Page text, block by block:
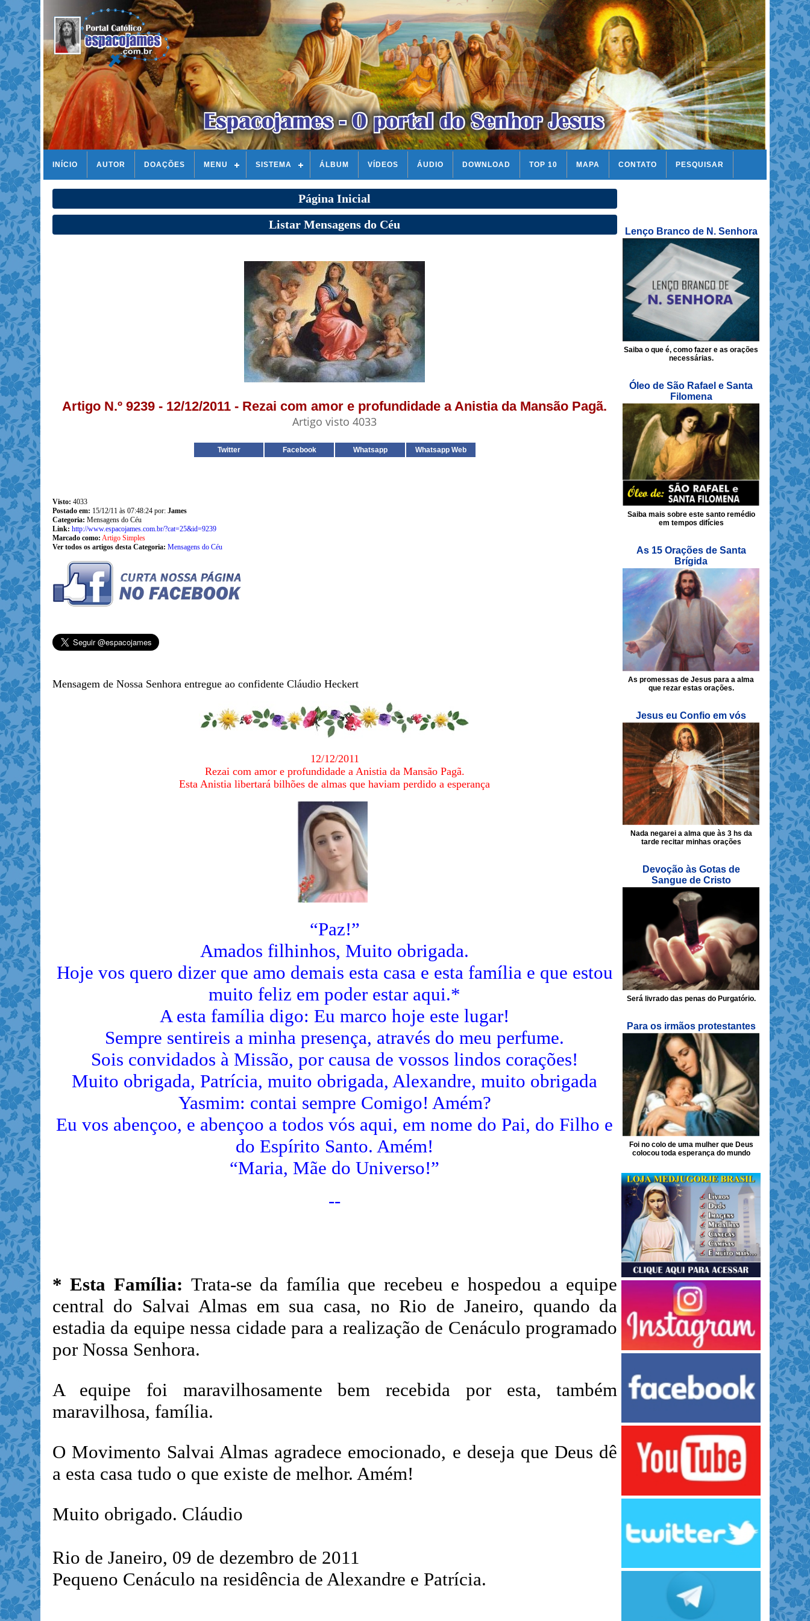
INÍCIO AUTOR DOAÇÕES MENU SISTEMA ÁLBUM VÍDEOS ÁUDIO DOWNLOAD TOP 10 MAPA CONTATO PESQUISAR
Página Inicial
Listar Mensagens do Céu
Artigo N.º 9239 - 12/12/2011 - Rezai com amor e profundidade a Anistia da Mansão Pagã.
Artigo visto 4033
Twitter Facebook Whatsapp Whatsapp Web
Visto: 4033
Postado em: 15/12/11 às 07:48:24 por: James
Categoria: Mensagens do Céu
Link: http://www.espacojames.com.br/?cat=25&id=9239
Marcado como: Artigo Simples
Ver todos os artigos desta Categoria: Mensagens do Céu
Mensagem de Nossa Senhora entregue ao confidente Cláudio Heckert
12/12/2011
Rezai com amor e profundidade a Anistia da Mansão Pagã.
Esta Anistia libertará bilhões de almas que haviam perdido a esperança
“Paz!”
Amados filhinhos, Muito obrigada.
Hoje vos quero dizer que amo demais esta casa e esta família e que estou
muito feliz em poder estar aqui.*
A esta família digo: Eu marco hoje este lugar!
Sempre sentireis a minha presença, através do meu perfume.
Sois convidados à Missão, por causa de vossos lindos corações!
Muito obrigada, Patrícia, muito obrigada, Alexandre, muito obrigada
Yasmim: contai sempre Comigo! Amém?
Eu vos abençoo, e abençoo a todos vós aqui, em nome do Pai, do Filho e
do Espírito Santo. Amém!
“Maria, Mãe do Universo!”
--
* Esta Família: Trata-se da família que recebeu e hospedou a equipe
central do Salvai Almas em sua casa, no Rio de Janeiro, quando da
estadia da equipe nessa cidade para a realização de Cenáculo programado
por Nossa Senhora.
A equipe foi maravilhosamente bem recebida por esta, também
maravilhosa, família.
O Movimento Salvai Almas agradece emocionado, e deseja que Deus dê
a esta casa tudo o que existe de melhor. Amém!
Muito obrigado. Cláudio
Rio de Janeiro, 09 de dezembro de 2011
Pequeno Cenáculo na residência de Alexandre e Patrícia.
Lenço Branco de N. Senhora
Saiba o que é, como fazer e as orações
necessárias.
Óleo de São Rafael e Santa
Filomena
Saiba mais sobre este santo remédio
em tempos difícies
As 15 Orações de Santa
Brígida
As promessas de Jesus para a alma
que rezar estas orações.
Jesus eu Confio em vós
Nada negarei a alma que às 3 hs da
tarde recitar minhas orações
Devoção às Gotas de
Sangue de Cristo
Será livrado das penas do Purgatório.
Para os irmãos protestantes
Foi no colo de uma mulher que Deus
colocou toda esperança do mundo